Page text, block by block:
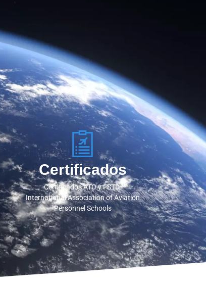
Certificados
Certificados ATO y FSTD.
International Association of Aviation
Personnel Schools